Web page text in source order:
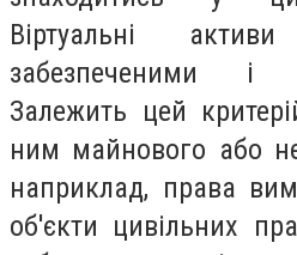
Віртуальні
забезпеченими і
Залежить цей
ним майнового або
наприклад, права
об'єкти цивільних